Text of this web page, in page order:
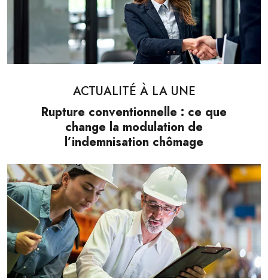
ACTUALITÉ À LA UNE
Rupture conventionnelle : ce que
change la modulation de
l’indemnisation chômage